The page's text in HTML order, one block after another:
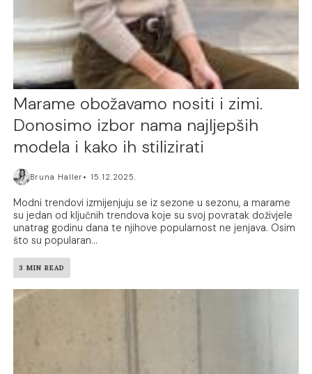
Marame obožavamo nositi i zimi.
Donosimo izbor nama najljepših
modela i kako ih stilizirati
Bruna Haller 15.12.2025.
Modni trendovi izmijenjuju se iz sezone u sezonu, a marame
su jedan od ključnih trendova koje su svoj povratak doživjele
unatrag godinu dana te njihove popularnost ne jenjava. Osim
što su popularan...
3 MIN READ